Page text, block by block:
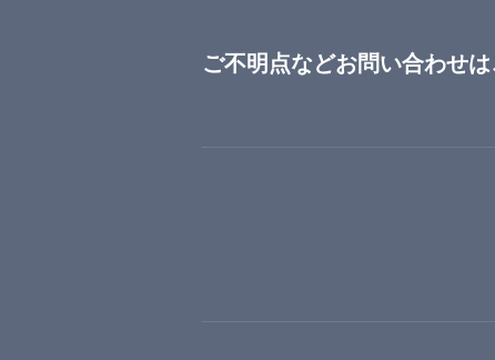
ご不明点などお問い合わせ